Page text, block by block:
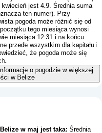
jest 4.9. Średnia suma
ten numer). Przy
pogoda może różnić się od
tego miesiąca wynosi
miesiąca 12:31 i na końcu
przede wszystkim dla kapitału i
że pogoda może się
o pogodzie w większej
w Belize
w maj jest taka: Średnia